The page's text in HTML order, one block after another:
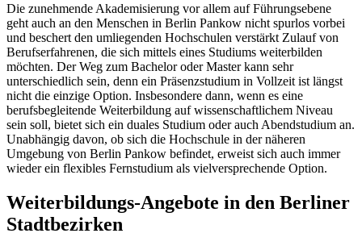
Die zunehmende Akademisierung vor allem auf Führungsebene
geht auch an den Menschen in Berlin Pankow nicht spurlos vorbei
und beschert den umliegenden Hochschulen verstärkt Zulauf von
Berufserfahrenen, die sich mittels eines Studiums weiterbilden
möchten. Der Weg zum Bachelor oder Master kann sehr
unterschiedlich sein, denn ein Präsenzstudium in Vollzeit ist längst
nicht die einzige Option. Insbesondere dann, wenn es eine
berufsbegleitende Weiterbildung auf wissenschaftlichem Niveau
sein soll, bietet sich ein duales Studium oder auch Abendstudium an.
Unabhängig davon, ob sich die Hochschule in der näheren
Umgebung von Berlin Pankow befindet, erweist sich auch immer
wieder ein flexibles Fernstudium als vielversprechende Option.
Weiterbildungs-Angebote in den Berliner
Stadtbezirken